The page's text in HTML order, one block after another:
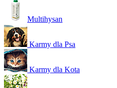
Multihysan
Karmy dla Psa
Karmy dla Kota